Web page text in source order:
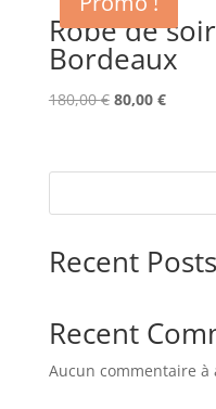
Robe de
Bordeaux
180,00€ Le
était :
80,00 €Le
est :
Recent Posts
Recent
Aucun commentaire à